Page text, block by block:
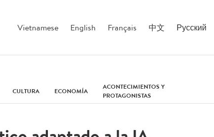
Vietnamese English Français 中文 Русский
CULTURA ECONOMÍA
ACONTECIMIENTOS Y
PROTAGONISTAS